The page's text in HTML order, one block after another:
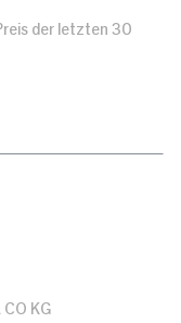
der letzten 30
KG